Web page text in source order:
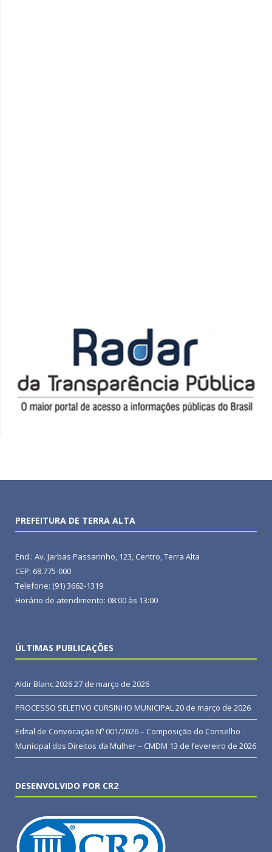
PREFEITURA DE TERRA ALTA
End.: Av. Jarbas Passarinho, 123, Centro, Terra Alta
CEP: 68.775-000
Telefone: (91) 3662-1319
Horário de atendimento: 08:00 às 13:00
ÚLTIMAS PUBLICAÇÕES
Aldir Blanc 202627 de março de 2026
PROCESSO SELETIVO CURSINHO MUNICIPAL20 de março de 2026
Edital de Convocação Nº 001/2026 – Composição do Conselho
Municipal dos Direitos da Mulher – CMDM 13 de fevereiro de 2026
DESENVOLVIDO POR CR2